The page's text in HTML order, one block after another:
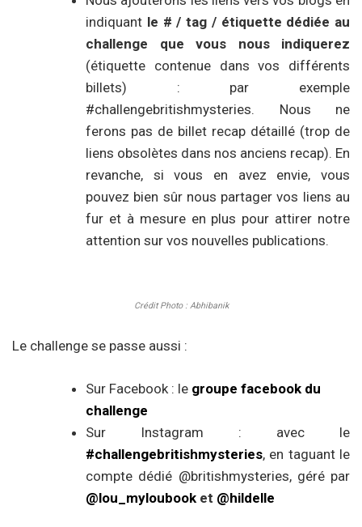
indiquant le # / tag / étiquette dédiée au
challenge que vous nous indiquerez
(étiquette contenue dans vos différents
billets) : par exemple
#challengebritishmysteries. Nous ne
ferons pas de billet recap détaillé (trop de
liens obsolètes dans nos anciens recap). En
revanche, si vous en avez envie, vous
pouvez bien sûr nous partager vos liens au
fur et à mesure en plus pour attirer notre
attention sur vos nouvelles publications.
Crédit Photo : Abhibanik
Le challenge se passe aussi :
Sur Facebook : le groupe facebook du
challenge
Sur Instagram : avec le
#challengebritishmysteries, en taguant le
compte dédié @britishmysteries, géré par
@lou_myloubook et @hildelle